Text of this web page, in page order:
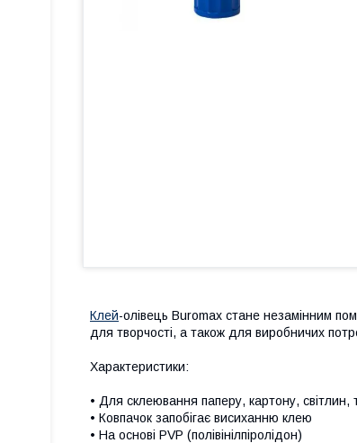
Клей-олівець Buromax стане незамінним
для творчості, а також для виробничих
Характеристики:
• Для склеювання паперу, картону,
• Ковпачок запобігає висиханню клею
• На основі PVP (полівінілпіролідон)